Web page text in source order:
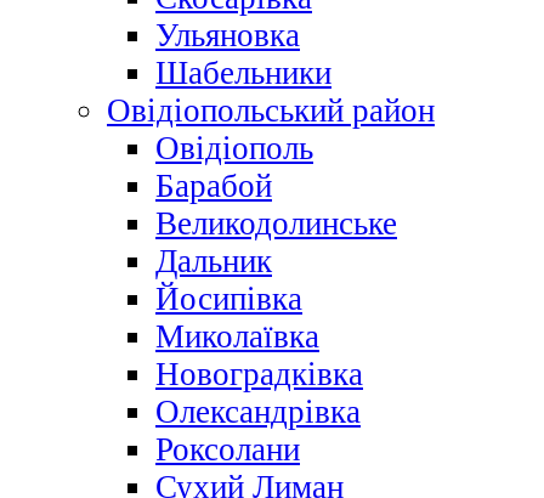
Ульяновка
Шабельники
Овідіопольський район
Овідіополь
Барабой
Великодолинське
Дальник
Йосипівка
Миколаївка
Новоградківка
Олександрівка
Роксолани
Сухий Лиман